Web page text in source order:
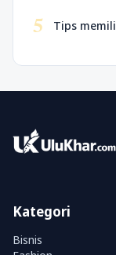
5 Tips
Kategori
Bisnis